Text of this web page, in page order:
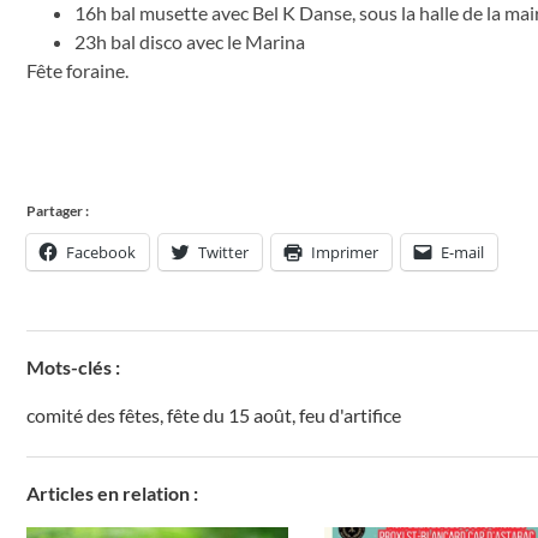
16h bal musette avec Bel K Danse, sous la halle de la
23h bal disco avec le Marina
Fête foraine.
Partager :
Facebook Twitter Imprimer E-mail
Mots-clés :
comité des fêtes,fête du 15 août,feu d'artifice
Articles en relation :